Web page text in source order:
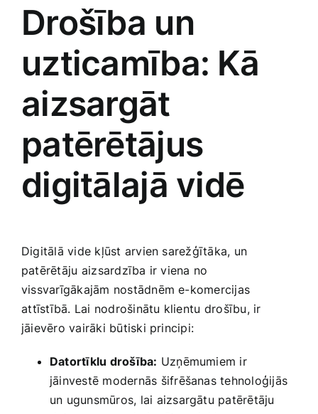
Drošība ​un
uzticamība: Kā
aizsargāt
patērētājus
digitālajā‍ vidē
Digitālā vide kļūst arvien ‌sarežģītāka, un
patērētāju⁢ aizsardzība ‌ir viena no
vissvarīgākajām nostādnēm e-komercijas
⁤attīstībā. Lai nodrošinātu klientu⁢ drošību, ir
jāievēro vairāki būtiski principi:
Datortīklu drošība: Uzņēmumiem ir
jāinvestē modernās šifrēšanas tehnoloģijās
un ugunsmūros, lai aizsargātu patērētāju‌